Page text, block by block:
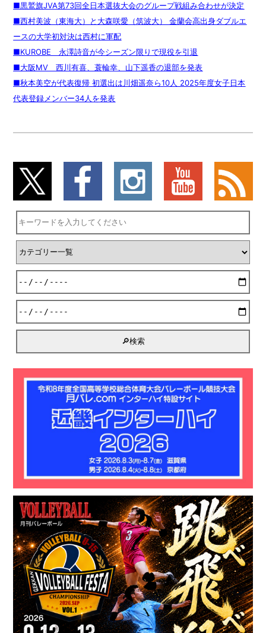
■黒鷲旗JVA第73回全日本選抜大会のグループ戦組み合わせが決定
■西村美波（東海大）と大森咲愛（筑波大） 金蘭会高出身ダブルエ
ースの大学初対決は西村に軍配
■KUROBE 永澤詩音が今シーズン限りで現役を引退
■大阪MV 西川有喜、蓑輪幸、山下遥香の退部を発表
■秋本美空が代表復帰 初選出は川畑遥奈ら10人 2025年度女子日本
代表登録メンバー34人を発表